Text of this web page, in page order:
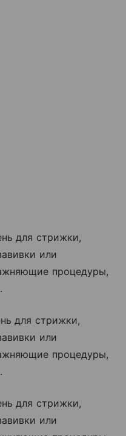
для стрижки,
или
процедуры,
для стрижки,
или
процедуры,
для стрижки,
или